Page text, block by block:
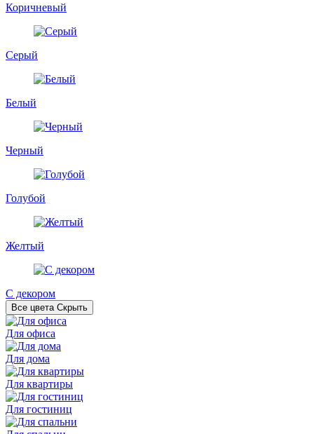
Коричневый
Серый
Белый
Черный
Голубой
Желтый
С декором
Все цвета Скрыть
Для офиса
Для дома
Для квартиры
Для гостиниц